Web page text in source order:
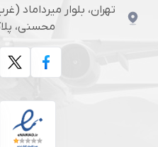
تهران، بلوار میرداماد
محسنی، پلاک 110